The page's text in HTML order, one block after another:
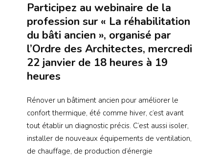
Participez au webinaire de la
profession sur « La réhabilitation
du bâti ancien », organisé par
l’Ordre des Architectes, mercredi
22 janvier de 18 heures à 19
heures
Rénover un bâtiment ancien pour améliorer le
confort thermique, été comme hiver, c’est avant
tout établir un diagnostic précis. C’est aussi isoler,
installer de nouveaux équipements de ventilation,
de chauffage, de production d’énergie